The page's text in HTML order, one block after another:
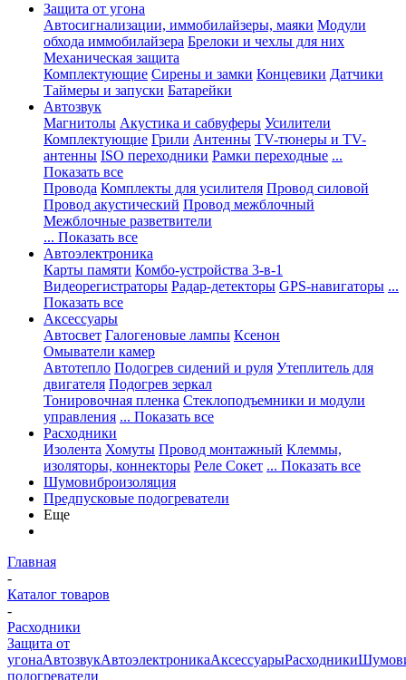
Защита от угона
Автосигнализации, иммобилайзеры, маяки Модули
обхода иммобилайзера Брелоки и чехлы для них
Механическая защита
Комплектующие Сирены и замки Концевики Датчики
Таймеры и запуски Батарейки
Автозвук
Магнитолы Акустика и сабвуферы Усилители
Комплектующие Грили Антенны TV-тюнеры и TV-
антенны ISO переходники Рамки переходные ...
Показать все
Провода Комплекты для усилителя Провод силовой
Провод акустический Провод межблочный
Межблочные разветвители
... Показать все
Автоэлектроника
Карты памяти Комбо-устройства 3-в-1
Видеорегистраторы Радар-детекторы GPS-навигаторы ...
Показать все
Аксессуары
Автосвет Галогеновые лампы Ксенон
Омыватели камер
Автотепло Подогрев сидений и руля Утеплитель для
двигателя Подогрев зеркал
Тонировочная пленка Стеклоподъемники и модули
управления ... Показать все
Расходники
Изолента Хомуты Провод монтажный Клеммы,
изоляторы, коннекторы Реле Сокет ... Показать все
Шумовиброизоляция
Предпусковые подогреватели
Еще
Главная
-
Каталог товаров
-
Расходники
Защита от
угонаАвтозвукАвтоэлектроникаАксессуарыРасходники
подогреватели